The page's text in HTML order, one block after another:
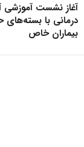
آغاز نشست آموزشی
درمانی با بسته‌های
بیماران خاص